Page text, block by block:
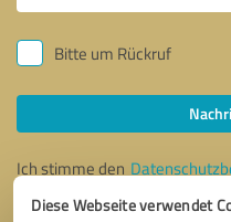
Diese Webseite verwendet
Bitte um Rückruf
Ich stimme den